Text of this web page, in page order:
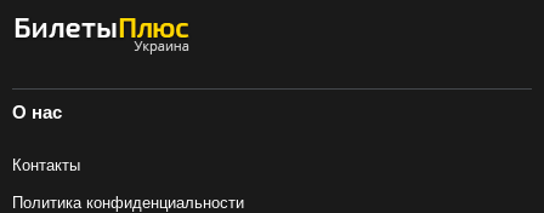
О нас
Контакты
Политика конфиденциальности